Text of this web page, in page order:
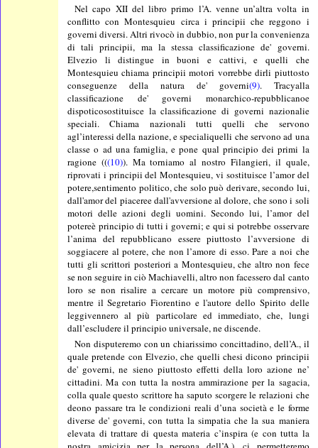
Nel capo XII del libro primo l’A. venne un’altra volta in
conflitto con Montesquieu circa i principii che reggono i
governi diversi. Altri rivocò in dubbio, non pur la convenienza
di tali principii, ma la stessa classificazione de' governi.
Elvezio li distingue in buoni e cattivi, e quelli che
Montesquieu chiama principii motori vorrebbe dirli piuttosto
conseguenze della natura de' governi(9). Tracyalla
classificazione de' governi monarchico-repubblicanoe
dispoticosostituisce la classificazione di governi nazionalie
speciali. Chiama nazionali tutti quelli che servono
agl’interessi della nazione, e specialiquelli che servono ad una
classe o ad una famiglia, e pone qual principio dei primi la
ragione (((10)). Ma torniamo al nostro Filangieri, il quale,
riprovati i principii del Montesquieu, vi sostituisce l’amor del
potere,sentimento politico, che solo può derivare, secondo lui,
dall'amor del piaceree dall'avversione al dolore, che sono i soli
motori delle azioni degli uomini. Secondo lui, l’amor del
potereè principio di tutti i governi; e qui si potrebbe osservare
l’anima del repubblicano essere piuttosto l’avversione di
soggiacere al potere, che non l’amore di esso. Pare a noi che
tutti gli scrittori posteriori a Montesquieu, che altro non fece
se non seguire in ciò Machiavelli, altro non facessero dal canto
loro se non risalire a cercare un motore più comprensivo,
mentre il Segretario Fiorentino e l'autore dello Spirito delle
leggivennero al più particolare ed immediato, che, lungi
dall’escludere il principio universale, ne discende.
Non disputeremo con un chiarissimo concittadino, dell’A., il
quale pretende con Elvezio, che quelli chesi dicono principii
de' governi, ne sieno piuttosto effetti della loro azione ne’
cittadini. Ma con tutta la nostra ammirazione per la sagacia,
colla quale questo scrittore ha saputo scorgere le relazioni che
deono passare tra le condizioni reali d’una società e le forme
diverse de' governi, con tutta la simpatia che la sua maniera
elevata di trattare di questa materia c’inspira (e con tutta la